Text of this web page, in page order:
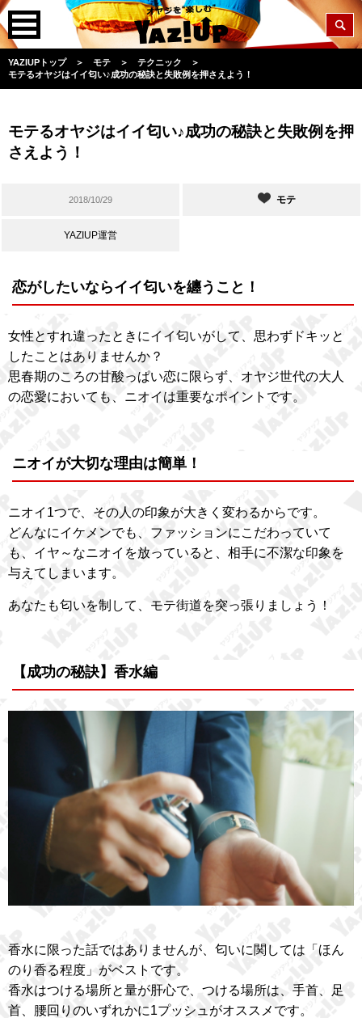
YAZIUPトップ ＞ モテ ＞ テクニック
＞
モテるオヤジはイイ匂い♪成功の秘訣と失敗例を押さえよう！
モテるオヤジはイイ匂い♪成功の秘訣と失敗例を押
さえよう！
2018/10/29 モテ
YAZIUP運営
恋がしたいならイイ匂いを纏うこと！
女性とすれ違ったときにイイ匂いがして、思わずドキッと
したことはありませんか？
思春期のころの甘酸っぱい恋に限らず、オヤジ世代の大人
の恋愛においても、ニオイは重要なポイントです。
ニオイが大切な理由は簡単！
ニオイ1つで、その人の印象が大きく変わるからです。
どんなにイケメンでも、ファッションにこだわっていて
も、イヤ～なニオイを放っていると、相手に不潔な印象を
与えてしまいます。
あなたも匂いを制して、モテ街道を突っ張りましょう！
【成功の秘訣】香水編
香水に限った話ではありませんが、匂いに関しては「ほん
のり香る程度」がベストです。
香水はつける場所と量が肝心で、つける場所は、手首、足
首、腰回りのいずれかに1プッシュがオススメです。